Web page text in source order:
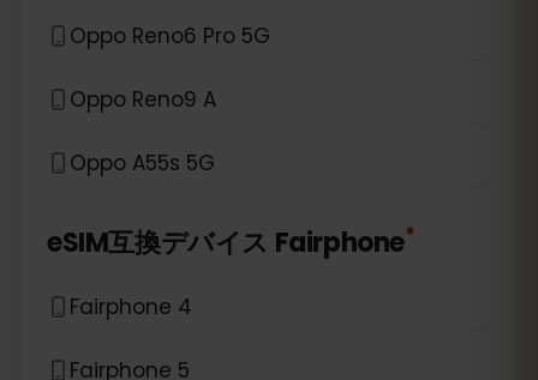
Oppo Reno6 Pro 5G
Oppo Reno9 A
Oppo A55s 5G
eSIM互換デバイス Fairphone*
Fairphone 4
Fairphone 5